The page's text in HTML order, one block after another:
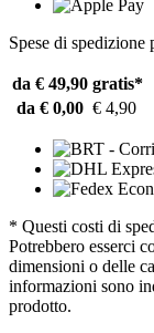
Spese di spedizione
da € 49,90 gratis*
da € 0,00 € 4,90
* Questi costi di
Potrebbero esserci
dimensioni o delle
informazioni sono
prodotto.